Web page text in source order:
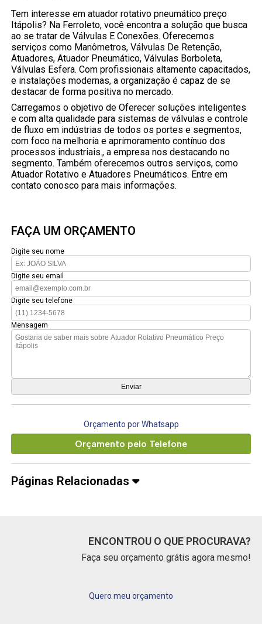
Tem interesse em atuador rotativo pneumático preço
Itápolis? Na Ferroleto, você encontra a solução que busca
ao se tratar de Válvulas E Conexões. Oferecemos
serviços como Manômetros, Válvulas De Retenção,
Atuadores, Atuador Pneumático, Válvulas Borboleta,
Válvulas Esfera. Com profissionais altamente capacitados,
e instalações modernas, a organização é capaz de se
destacar de forma positiva no mercado.
Carregamos o objetivo de Oferecer soluções inteligentes
e com alta qualidade para sistemas de válvulas e controle
de fluxo em indústrias de todos os portes e segmentos,
com foco na melhoria e aprimoramento contínuo dos
processos industriais., a empresa nos destacando no
segmento. Também oferecemos outros serviços, como
Atuador Rotativo e Atuadores Pneumáticos. Entre em
contato conosco para mais informações.
FAÇA UM ORÇAMENTO
Digite seu nome
Digite seu email
Digite seu telefone
Mensagem
Orçamento por Whatsapp
Orçamento pelo Telefone
Páginas Relacionadas
ENCONTROU O QUE PROCURAVA?
Faça seu orçamento grátis agora mesmo!
Quero meu orçamento